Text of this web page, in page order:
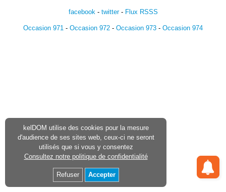
facebook- twitter- Flux RSSS
Occasion 971 - Occasion 972 - Occasion 973 - Occasion 974
kelDOM utilise des cookies pour la mesure
d'audience de ses sites web, ceux-ci ne seront
utilisés que si vous y consentez
Consultez notre politique de confidentialité
Refuser Accepter